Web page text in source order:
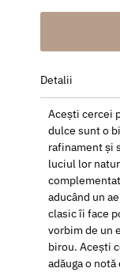
Detalii
Acești cercei
dulce sunt o
rafinament și
luciul lor
aducând un
clasic îi face
vorbim de un
birou. Acești
adăuga o